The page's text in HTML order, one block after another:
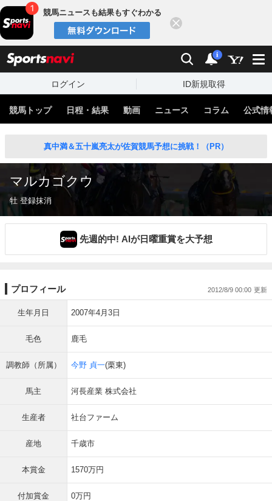
競馬ニュースも結果もすぐわかる
検索 通知
i
ログイン ID新規取得
競馬トップ 日程・結果 動画 ニュース コラム 公式情
真中満＆五十嵐亮太が佐賀競馬予想に挑戦！（PR）
マルカゴクウ
牡 登録抹消
先週的中! AIが日曜重賞を大予想
プロフィール 2012/8/9 00:00
生年月日 2007年4月3日
毛色 鹿毛
調教師（所属） 今野 貞一(栗東)
馬主 河長産業 株式会社
生産者 社台ファーム
産地 千歳市
本賞金 1570万円
付加賞金 0万円